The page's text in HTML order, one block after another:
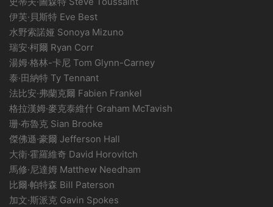
伊芙·貝斯特 Eve Best
水野索諾娅 Sonoya Mizuno
瑞安·柯爾 Ryan Corr
湯姆·格林-卡尼 Tom Glynn-Carney
泰·田納特 Ty Tennant
法比安·弗蘭克爾 Fabien Frankel
格拉漢姆·麥克泰維什 Graham McTavish
珊·布魯克 Sian Brooke
傑佛遜·豪爾 Jefferson Hall
大衛·霍羅維奇 David Horovitch
馬修·尼達姆 Matthew Needham
比爾·帕特森 Bill Paterson
加文·斯派克 Gavin Spokes